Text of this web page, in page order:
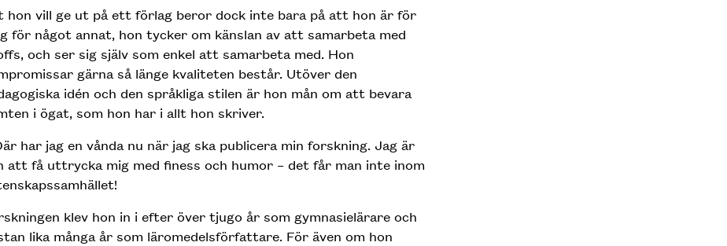
hon vill ge ut på ett förlag beror dock inte bara på att hon är för
för något annat, hon tycker om känslan av att samarbeta med
och ser sig själv som enkel att samarbeta med. Hon
gärna så länge kvaliteten består. Utöver den
idén och den språkliga stilen är hon mån om att bevara
i ögat, som hon har i allt hon skriver.
har jag en vånda nu när jag ska publicera min forskning. Jag är
att få uttrycka mig med finess och humor – det får man inte inom
klev hon in i efter över tjugo år som gymnasielärare och
lika många år som läromedelsförfattare. För även om hon